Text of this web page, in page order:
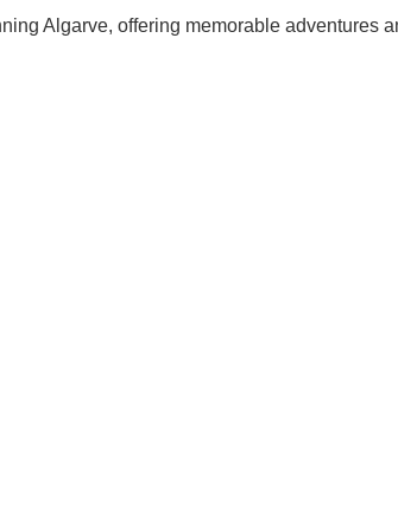
Algarve, offering memorable adventures